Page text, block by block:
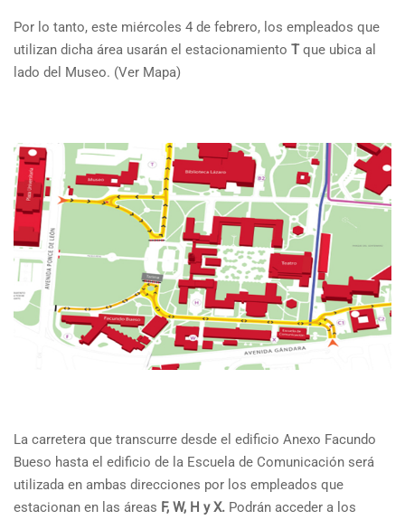
Por lo tanto, este miércoles 4 de febrero, los empleados que
utilizan dicha área usarán el estacionamiento Tque ubica al
lado del Museo. (Ver Mapa)
La carretera que transcurre desde el edificio Anexo Facundo
Bueso hasta el edificio de la Escuela de Comunicación será
utilizada en ambas direcciones por los empleados que
estacionan en las áreas F, W, H y X. Podrán acceder a los